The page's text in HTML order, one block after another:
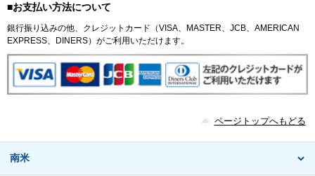
■お支払い方法について
銀行振り込みの他、クレジットカード（VISA、MASTER、JCB、AMERICAN
EXPRESS、DINERS）がご利用いただけます。
ページトップへもどる
南米